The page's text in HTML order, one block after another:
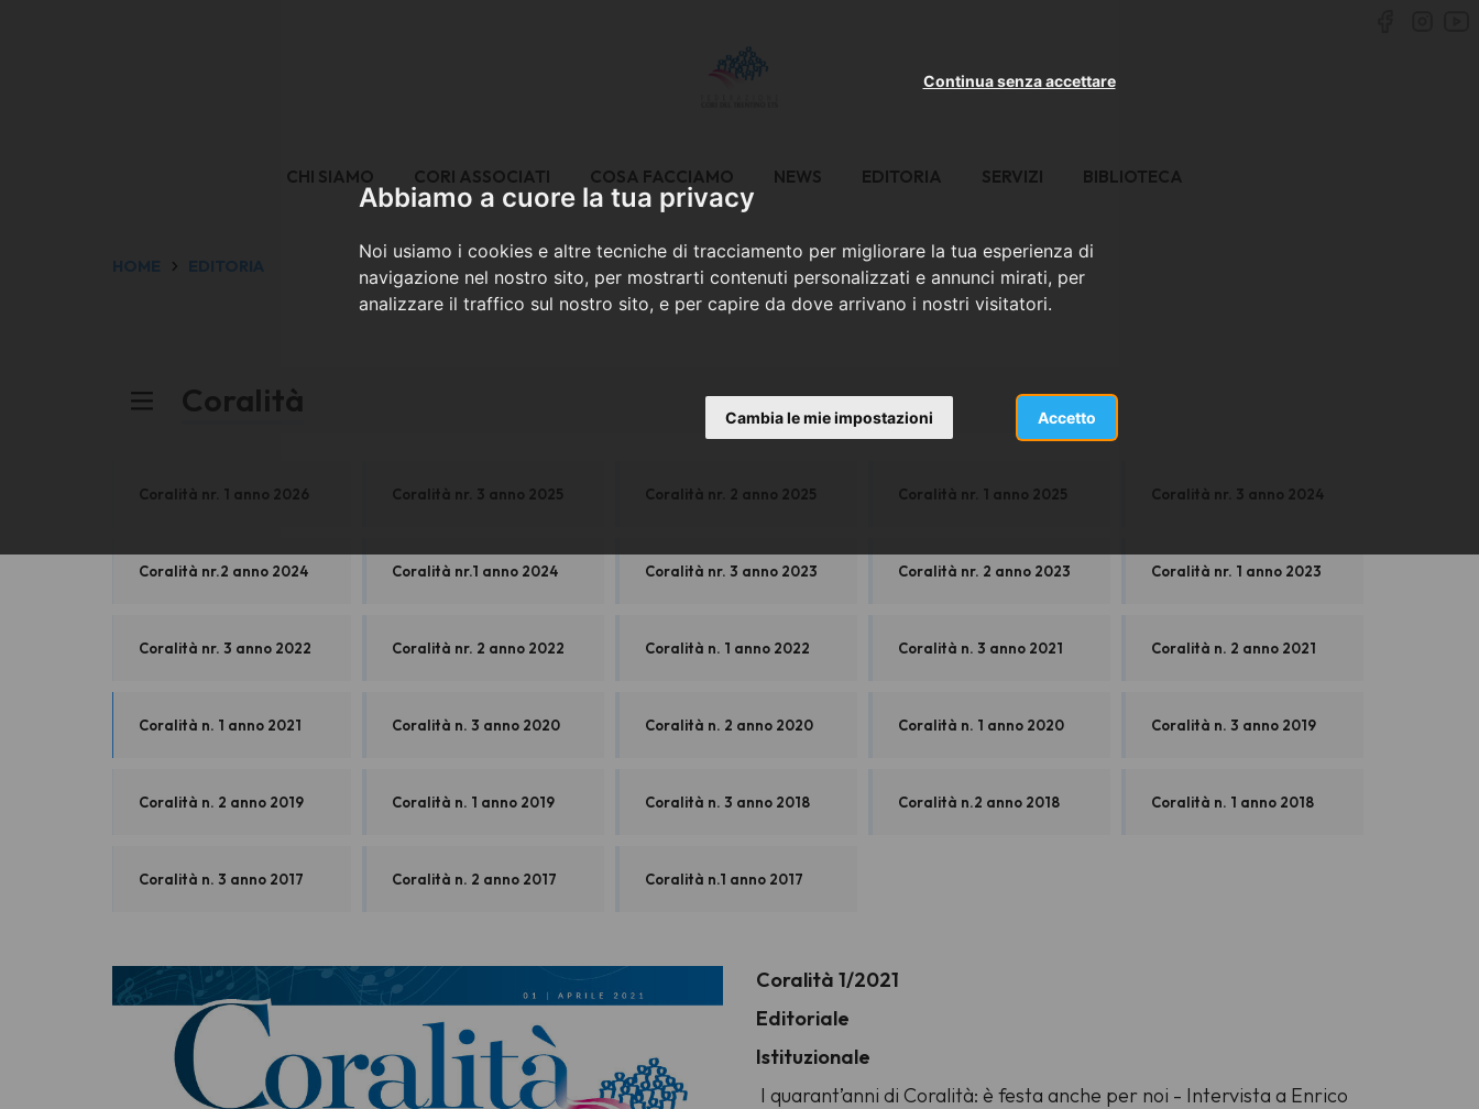
Abbiamo a cuore la tua privacy
Noi usiamo i cookies e altre tecniche di tracciamento per migliorare la tua esperienza di
navigazione nel nostro sito, per mostrarti contenuti personalizzati e annunci mirati, per
analizzare il traffico sul nostro sito, e per capire da dove arrivano i nostri visitatori.
Accetto
Continua senza accettare
Cambia le mie impostazioni
CHI SIAMO CORI ASSOCIATI COSA FACCIAMO NEWS EDITORIA SERVIZI BIBLIOTECA
HOME EDITORIA
Coralità
Coralità nr. 1 anno 2026 Coralità nr. 3 anno 2025 Coralità nr. 2 anno 2025 Coralità nr. 1 anno 2025 Coralità nr. 3 anno 2024
Coralità nr.2 anno 2024 Coralità nr.1 anno 2024 Coralità nr. 3 anno 2023 Coralità nr. 2 anno 2023 Coralità nr. 1 anno 2023
Coralità nr. 3 anno 2022 Coralità nr. 2 anno 2022 Coralità n. 1 anno 2022 Coralità n. 3 anno 2021 Coralità n. 2 anno 2021
Coralità n. 1 anno 2021 Coralità n. 3 anno 2020 Coralità n. 2 anno 2020 Coralità n. 1 anno 2020 Coralità n. 3 anno 2019
Coralità n. 2 anno 2019 Coralità n. 1 anno 2019 Coralità n. 3 anno 2018 Coralità n.2 anno 2018 Coralità n. 1 anno 2018
Coralità n. 3 anno 2017 Coralità n. 2 anno 2017 Coralità n.1 anno 2017
Coralità 1/2021
Editoriale
Istituzionale
I quarant’anni di Coralità: è festa anche per noi - Intervista a Enrico